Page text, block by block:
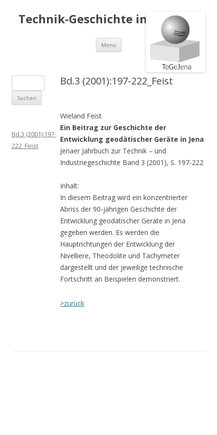
Technik-Geschichte in Jena e.V.
Menü Springe
Inhalt
Bd.3 (2001):197-222_Feist
Wieland Feist
Ein Beitrag zur Geschichte der
Entwicklung geodätischer Geräte in Jena
Jenaer Jahrbuch zur Technik – und
Industriegeschichte Band 3 (2001), S. 197-222
Inhalt:
In diesem Beitrag wird ein konzentrierter
Abriss der 90-jährigen Geschichte der
Entwicklung geodätischer Geräte in Jena
gegeben werden. Es werden die
Hauptrichtungen der Entwicklung der
Nivelliere, Theodolite und Tachymeter
dargestellt und der jeweilige technische
Fortschritt an Beispielen demonstriert.
>zurück
u
c
n
a
Bd.3 (2001):197-
222_Feist